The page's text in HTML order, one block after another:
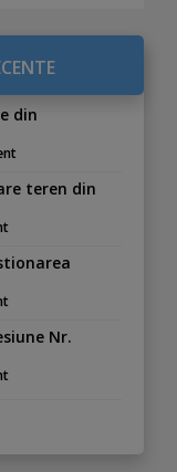
din
teren din
Nr.